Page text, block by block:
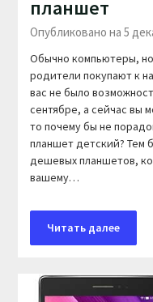
планшет
Опубликовано на 5
Обычно компьютеры,
родители покупают к
вас не было
сентябре, а сейчас вы
то почему бы не
планшет детский? Тем
дешевых планшетов,
вашему…
Читать далее